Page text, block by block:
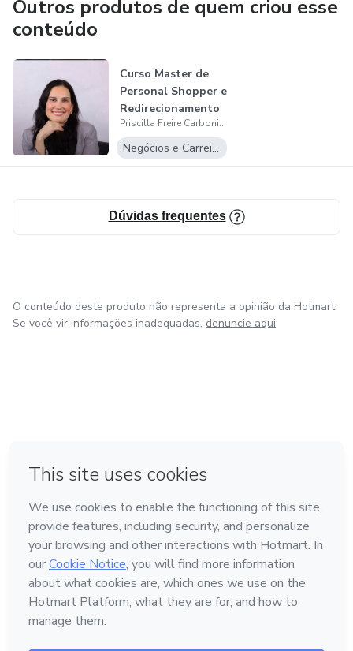
COMPRAS, mas também ter sucesso na sua jornada,
basta clicar no botão abaixo e fazer parte deste time de
sucesso.
Outros produtos de quem criou esse
conteúdo
Curso Master de
Personal Shopper e
Redirecionamento
de Compr...
Priscilla Freire Carboni de Souza
Negócios e Carreira
Dúvidas frequentes
O conteúdo deste produto não representa a opinião da Hotmart.
Se você vir informações inadequadas, denuncie aqui
Feito com ❤ em Bogotá
Conheça a Hotmart
Idioma
Português